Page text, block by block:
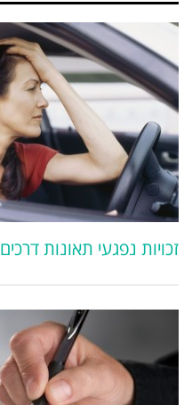
זכויות נפגעי תאונות דרכים